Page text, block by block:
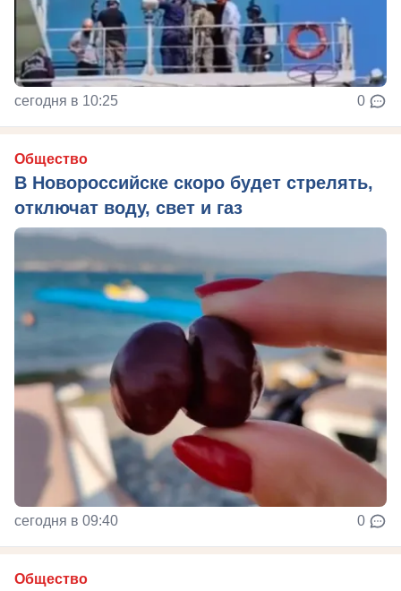
сегодня в 10:25 0
Общество
В Новороссийске скоро будет стрелять,
отключат воду, свет и газ
сегодня в 09:40 0
Общество